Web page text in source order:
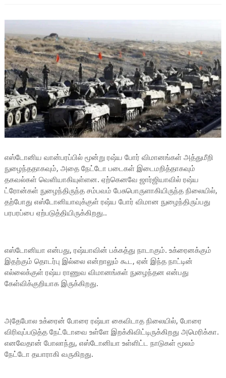
எஸ்டோனிய வான்பரப்பில் மூன்றுரஷ்ய போர் விமானங்கள் அத்துமீறி
நுழைந்ததாகவும், அதை நேட்டோ படைகள் இடைமறித்தாகவும்
தகவல்கள் வெளியாகியுள்ளன. ஏற்கெனவே ஜார்ஜியாவில் ரஷ்ய
ட்ரோன்கள் நுழைந்திருந்த சம்பவம் பேசுபொருளாகியிருந்த நிலையில்,
தற்போது எஸ்டோனியாவுக்குள் ரஷ்ய போர் விமான நுழைந்திருப்பது
பரபரப்பை ஏற்படுத்தியிருக்கிறது..
எஸ்டோனியா என்பது, ரஷ்யாவின் பக்கத்து நாடாகும். உக்ரைனக்கும்
இதற்கும் தொடர்பு இல்லை என்றாலும் கூட, ஏன் இந்த நாட்டின்
எல்லைக்குள் ரஷ்ய ராணுவ விமானங்கள் நுழைந்தன என்பது
கேள்விக்குறியாக இருக்கிறது.
அதேபோல உக்ரைன் போரை ரஷ்யா கைவிடாத நிலையில், போரை
விரிவுப்படுத்த நேட்டோவை உள்ளே இறக்கிவிட்டிருக்கிறது அமெரிக்கா.
எனவேதான் போலாந்து, எஸ்டோனியா உள்ளிட்ட நாடுகள் மூலம்
நேட்டோ தயாராகி வருகிறது.